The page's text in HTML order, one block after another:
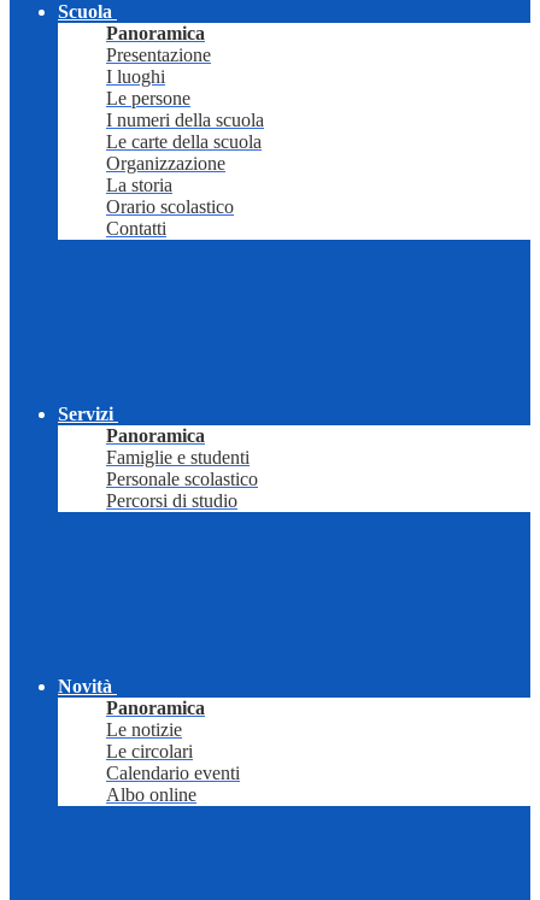
Scuola
Panoramica
Presentazione
I luoghi
Le persone
I numeri della scuola
Le carte della scuola
Organizzazione
La storia
Orario scolastico
Contatti
Servizi
Panoramica
Famiglie e studenti
Personale scolastico
Percorsi di studio
Novità
Panoramica
Le notizie
Le circolari
Calendario eventi
Albo online